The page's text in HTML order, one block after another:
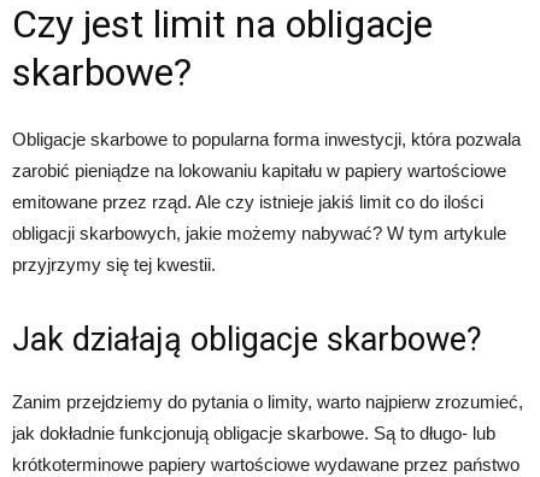
Czy jest limit na obligacje
skarbowe?
Obligacje skarbowe to popularna forma inwestycji, która pozwala
zarobić pieniądze na lokowaniu kapitału w papiery wartościowe
emitowane przez rząd. Ale czy istnieje jakiś limit co do ilości
obligacji skarbowych, jakie możemy nabywać? W tym artykule
przyjrzymy się tej kwestii.
Jak działają obligacje skarbowe?
Zanim przejdziemy do pytania o limity, warto najpierw zrozumieć,
jak dokładnie funkcjonują obligacje skarbowe. Są to długo- lub
krótkoterminowe papiery wartościowe wydawane przez państwo